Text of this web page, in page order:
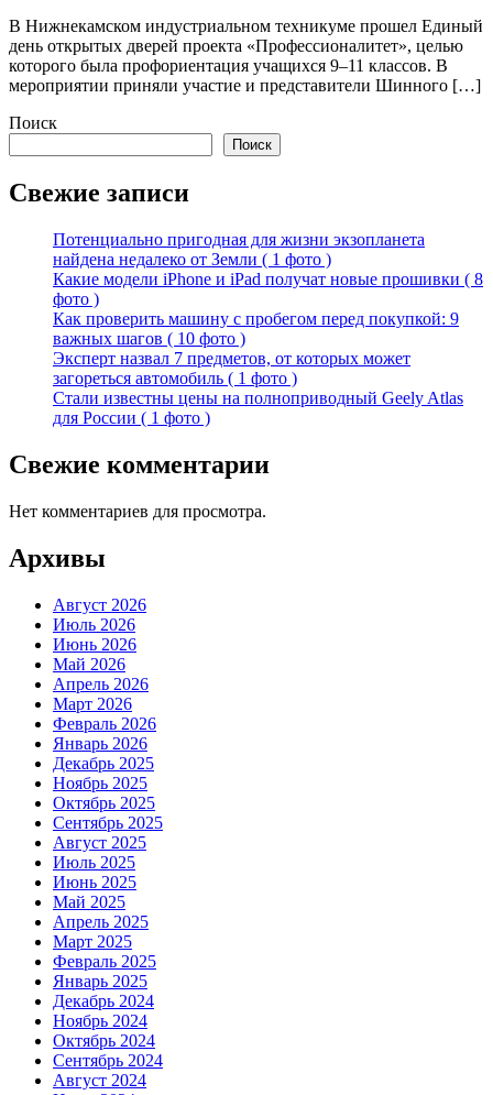
В Нижнекамском индустриальном техникуме прошел Единый
день открытых дверей проекта «Профессионалитет», целью
которого была профориентация учащихся 9–11 классов. В
мероприятии приняли участие и представители Шинного […]
Поиск
Поиск
Свежие записи
Потенциально пригодная для жизни экзопланета
найдена недалеко от Земли ( 1 фото )
Какие модели iPhone и iPad получат новые прошивки ( 8
фото )
Как проверить машину с пробегом перед покупкой: 9
важных шагов ( 10 фото )
Эксперт назвал 7 предметов, от которых может
загореться автомобиль ( 1 фото )
Стали известны цены на полноприводный Geely Atlas
для России ( 1 фото )
Свежие комментарии
Нет комментариев для просмотра.
Архивы
Август 2026
Июль 2026
Июнь 2026
Май 2026
Апрель 2026
Март 2026
Февраль 2026
Январь 2026
Декабрь 2025
Ноябрь 2025
Октябрь 2025
Сентябрь 2025
Август 2025
Июль 2025
Июнь 2025
Май 2025
Апрель 2025
Март 2025
Февраль 2025
Январь 2025
Декабрь 2024
Ноябрь 2024
Октябрь 2024
Сентябрь 2024
Август 2024